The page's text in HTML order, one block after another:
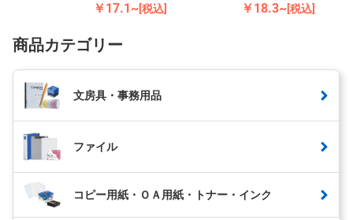
￥17.1~[税込] ￥18.3~[税込]
商品カテゴリー
文房具・事務用品
ファイル
コピー用紙・ＯＡ用紙・トナー・インク